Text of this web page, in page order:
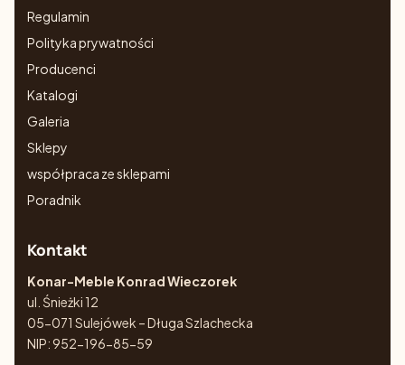
Regulamin
Polityka prywatności
Producenci
Katalogi
Galeria
Sklepy
współpraca ze sklepami
Poradnik
Kontakt
Konar-Meble Konrad Wieczorek
ul. Śnieżki 12
05-071 Sulejówek – Długa Szlachecka
NIP: 952-196-85-59